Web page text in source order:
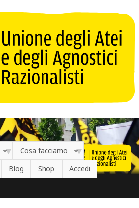
Cosa facciamo
Blog Shop Accedi